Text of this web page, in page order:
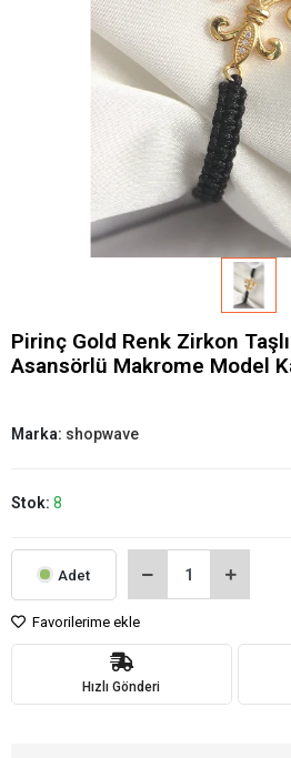
Pirinç Gold Renk Zirkon
Asansörlü Makrome Model
Marka: shopwave
Stok: 8
Adet
Favorilerime ekle
Hızlı Gönderi